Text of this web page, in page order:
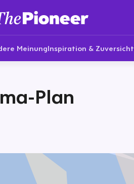
MeinungInspiration & Zuversicht
Plan